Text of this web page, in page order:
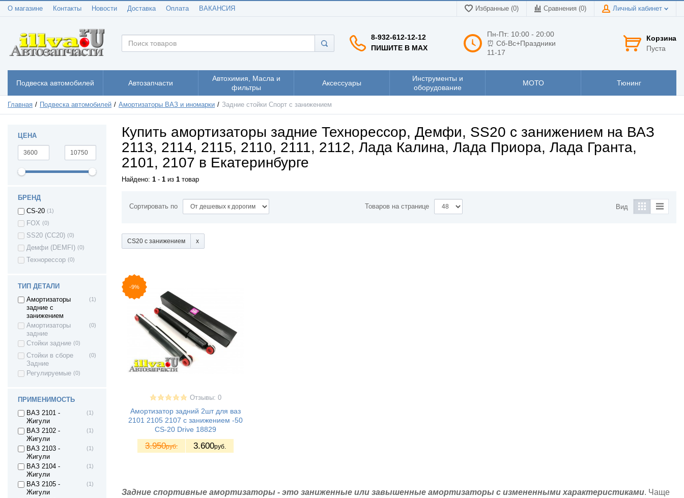
О магазине Контакты Новости Доставка Оплата ВАКАНСИЯ Избранные (0) Сравнения (0) Личный кабинет
8-932-612-12-12
ПИШИТЕ В MAX
Пн-Пт: 10:00 - 20:00
⏰ Сб-Вс+Праздники
11-17
Корзина
Пуста
Подвеска автомобилей Автозапчасти
Автохимия, Масла и
фильтры
Аксессуары
Инструменты и
оборудование
МОТО Тюнинг
Главная Подвеска автомобилей Амортизаторы ВАЗ и иномарки Задние стойки Спорт с занижением
ЦЕНА
БРЕНД
CS-20 (1)
FOX (0)
SS20 (СС20) (0)
Демфи (DEMFI) (0)
Технорессор (0)
ТИП ДЕТАЛИ
Амортизаторы
задние с
занижением
(1)
Амортизаторы
задние
(0)
Стойки задние (0)
Стойки в сборе
Задние
(0)
Регулируемые (0)
ПРИМЕНИМОСТЬ
ВАЗ 2101 -
Жигули
(1)
ВАЗ 2102 -
Жигули
(1)
ВАЗ 2103 -
Жигули
(1)
ВАЗ 2104 -
Жигули
(1)
ВАЗ 2105 -
Жигули
(1)
Купить амортизаторы задние Технорессор, Демфи, SS20 с занижением на ВАЗ
2113, 2114, 2115, 2110, 2111, 2112, Лада Калина, Лада Приора, Лада Гранта,
2101, 2107 в Екатеринбурге
Найдено: 1 - 1 из 1 товар
Сортировать по Товаров на странице Вид
CS20 с занижением
-9%
Отзывы: 0
Амортизатор задний 2шт для ваз
2101 2105 2107 с занижением -50
CS-20 Drive 18829
3.950руб. 3.600руб.
Задние спортивные амортизаторы - это заниженные или завышенные амортизаторы с измененными характеристиками. Чаще